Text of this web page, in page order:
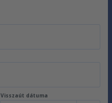
Visszaút dátuma